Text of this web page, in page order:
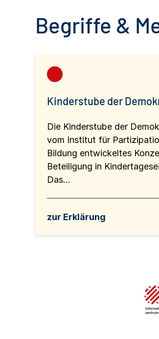
Begriffe &
Kinderstube der
Die Kinderstube der
vom Institut für
Bildung entwickeltes
Beteiligung in
Das...
zur Erklärung